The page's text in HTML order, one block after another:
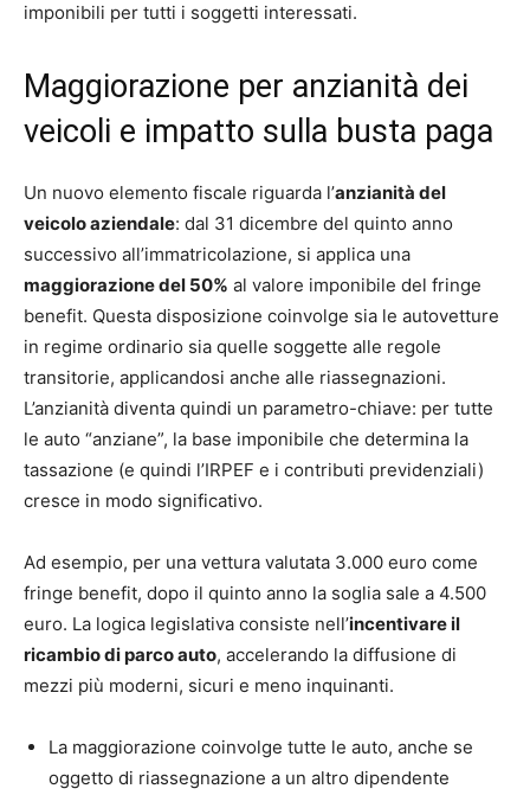
imponibili per tutti i soggetti interessati.
Maggiorazione per anzianità dei
veicoli e impatto sulla busta paga
Un nuovo elemento fiscale riguarda l’anzianità del
veicolo aziendale: dal 31 dicembre del quinto anno
successivo all’immatricolazione, si applica una
maggiorazione del 50% al valore imponibile del fringe
benefit. Questa disposizione coinvolge sia le autovetture
in regime ordinario sia quelle soggette alle regole
transitorie, applicandosi anche alle riassegnazioni.
L’anzianità diventa quindi un parametro-chiave: per tutte
le auto “anziane”, la base imponibile che determina la
tassazione (e quindi l’IRPEF e i contributi previdenziali)
cresce in modo significativo.
Ad esempio, per una vettura valutata 3.000 euro come
fringe benefit, dopo il quinto anno la soglia sale a 4.500
euro. La logica legislativa consiste nell’incentivare il
ricambio di parco auto, accelerando la diffusione di
mezzi più moderni, sicuri e meno inquinanti.
La maggiorazione coinvolge tutte le auto, anche se
oggetto di riassegnazione a un altro dipendente